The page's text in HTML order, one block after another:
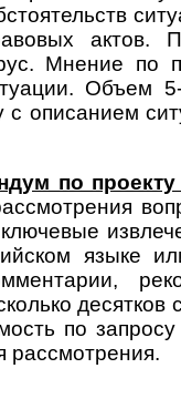
актов.
Мнение по
Объем
с описанием
по проекту
языке
десятков
по
рассмотрения.